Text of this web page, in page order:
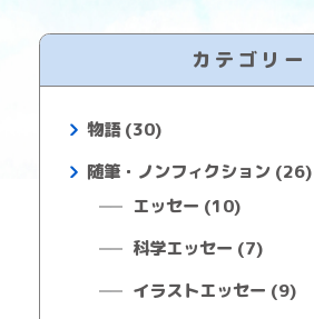
カテゴリー
物語 (30)
随筆・ノンフィクション (26)
エッセー (10)
科学エッセー (7)
イラストエッセー (9)